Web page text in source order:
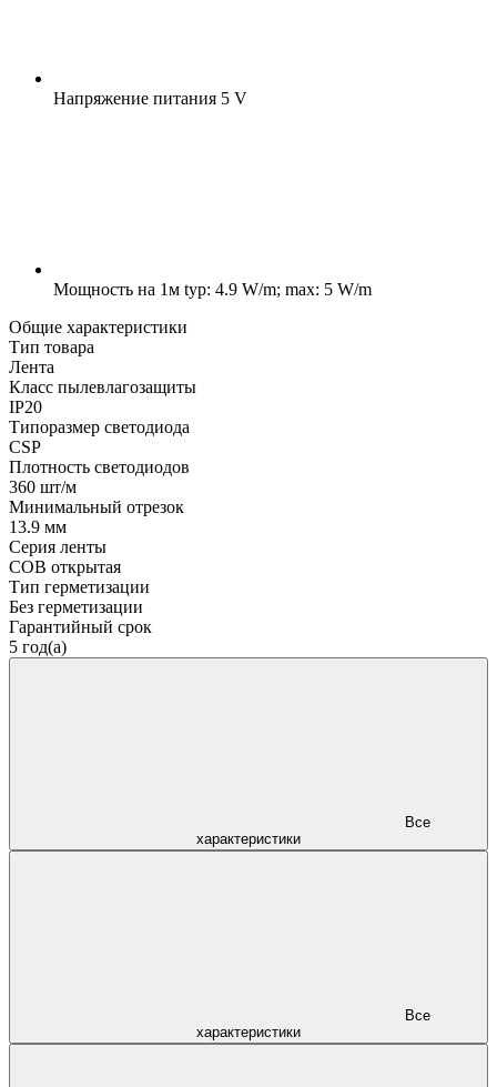
Напряжение питания 5 V
Мощность на 1м typ: 4.9 W/m; max: 5 W/m
Общие характеристики
Тип товара
Лента
Класс пылевлагозащиты
IP20
Типоразмер светодиода
CSP
Плотность светодиодов
360 шт/м
Минимальный отрезок
13.9 мм
Серия ленты
COB открытая
Тип герметизации
Без герметизации
Гарантийный срок
5 год(а)
характеристики
характеристики